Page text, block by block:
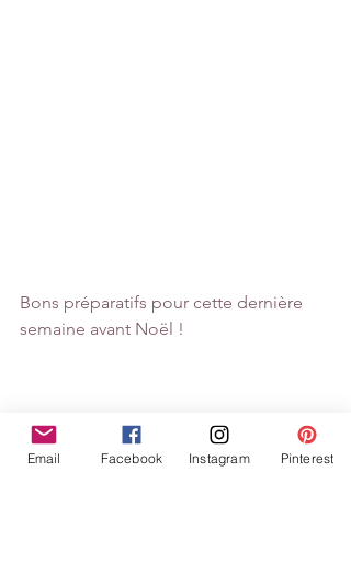
Bons préparatifs pour cette dernière
semaine avant Noël !
Email Facebook Instagram Pinterest